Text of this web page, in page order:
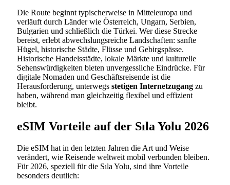
Die Route beginnt typischerweise in Mitteleuropa und
verläuft durch Länder wie Österreich, Ungarn, Serbien,
Bulgarien und schließlich die Türkei. Wer diese Strecke
bereist, erlebt abwechslungsreiche Landschaften: sanfte
Hügel, historische Städte, Flüsse und Gebirgspässe.
Historische Handelsstädte, lokale Märkte und kulturelle
Sehenswürdigkeiten bieten unvergessliche Eindrücke. Für
digitale Nomaden und Geschäftsreisende ist die
Herausforderung, unterwegs stetigen Internetzugang zu
haben, während man gleichzeitig flexibel und effizient
bleibt.
eSIM Vorteile auf der Sıla Yolu 2026
Die eSIM hat in den letzten Jahren die Art und Weise
verändert, wie Reisende weltweit mobil verbunden bleiben.
Für 2026, speziell für die Sıla Yolu, sind ihre Vorteile
besonders deutlich: